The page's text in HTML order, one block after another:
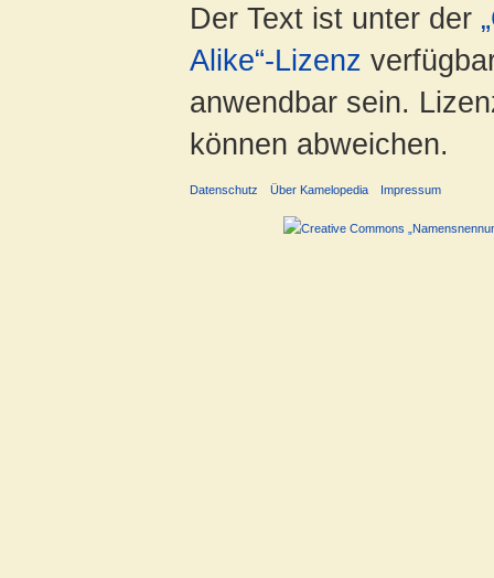
Der Text ist unter der
Alike“-Lizenz
anwendbar sein.
können abweichen.
Datenschutz Über Kamelopedia Impressum